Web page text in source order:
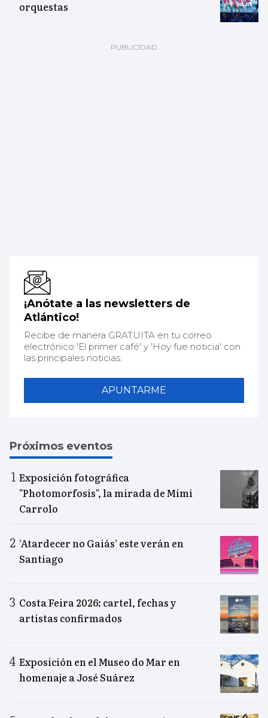
orquestas
¡Anótate a las newsletters de
Atlántico!
Recibe de manera GRATUITA en tu correo
electrónico 'El primer café' y 'Hoy fue noticia' con
las principales noticias.
APUNTARME
Próximos eventos
Exposición fotográfica
"Photomorfosis", la mirada de Mimi
Carrolo
‘Atardecer no Gaiás’ este verán en
Santiago
Costa Feira 2026: cartel, fechas y
artistas confirmados
Exposición en el Museo do Mar en
homenaje a José Suárez